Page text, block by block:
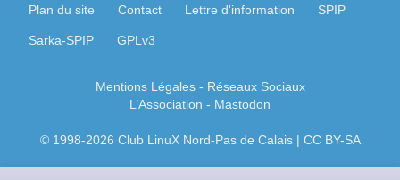
Plan du site Contact Lettre d'information SPIP
Sarka-SPIP GPLv3
Mentions Légales- Réseaux Sociaux
L’Association - Mastodon
© 1998-2026 Club LinuX Nord-Pas de Calais | CC BY-SA